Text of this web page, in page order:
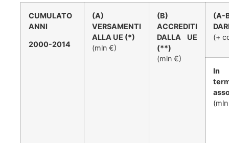
CUMULATO
ANNI
2000-2014
(A)
VERSAMENTI
ALLA UE (*)
(mln €)
(B)
ACCREDITI
DALLA UE
(**)
(mln €)
(A-
(+
In